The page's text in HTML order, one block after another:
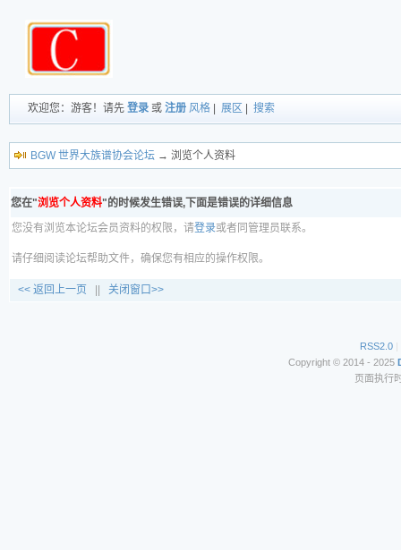
欢迎您：游客！请先 登录 或 注册 风格 展区 搜索
BGW 世界大族谱协会论坛 → 浏览个人资料
您在"浏览个人资料"的时候发生错误,下面是错误的详细信息
您没有浏览本论坛会员资料的权限，请登录或者同管理员联系。
请仔细阅读论坛帮助文件，确保您有相应的操作权限。
<< 返回上一页 关闭窗口>>
RSS2.0 |
Copyright © 2014 - 2025
页面执行